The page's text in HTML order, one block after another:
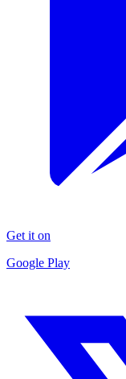
Get it on
Google Play